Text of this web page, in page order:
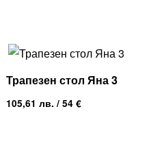
Трапезен стол Яна 3
105,61 лв. / 54 €